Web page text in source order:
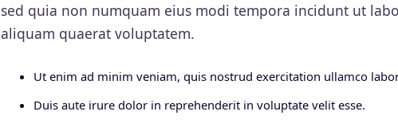
sed quia non numquam eius modi tempora incidunt ut
aliquam quaerat voluptatem.
Ut enim ad minim veniam, quis nostrud exercitation ullamco
Duis aute irure dolor in reprehenderit in voluptate velit esse.